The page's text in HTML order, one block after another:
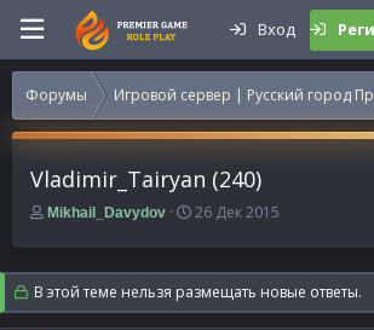
Вход
Форумы Игровой сервер | Русский город
Vladimir_Tairyan (240)
А
т
о
р
т
Mikhail_Davydov
Д
т
а
н
а
26 Дек 2015
В этой теме нельзя размещать новые ответы.